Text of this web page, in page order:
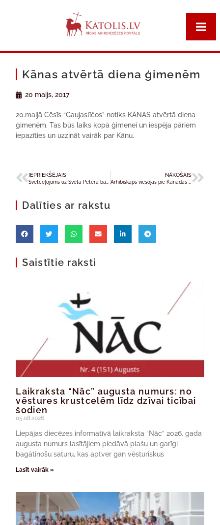
Kānas atvērtā diena ģimenēm
20 maijs, 2017
20.maijā Cēsīs “Gaujaslīčos” notiks KĀNAS atvērtā diena
ģimenēm. Tas būs laiks kopā ģimenei un iespēja pāriem
iepazīties un uzzināt vairāk par Kānu.
IEPRIEKŠĒJAIS NĀKOŠAIS
Dalīties ar rakstu
Saistītie raksti
Laikraksta “Nāc” augusta numurs: no
vēstures krustcelēm līdz dzīvai ticībai
šodien
05.08.2026.
Liepājas diecēzes informatīvā laikraksta “Nāc” 2026. gada
augusta numurs lasītājiem piedāvā plašu un garīgi
bagātinošu saturu, kas aptver gan vēsturiskus
Lasīt vairāk »